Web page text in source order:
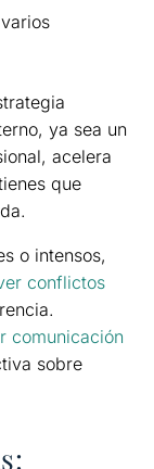
ya sea un
acelera
que
o intensos,
conflictos
comunicación
sobre